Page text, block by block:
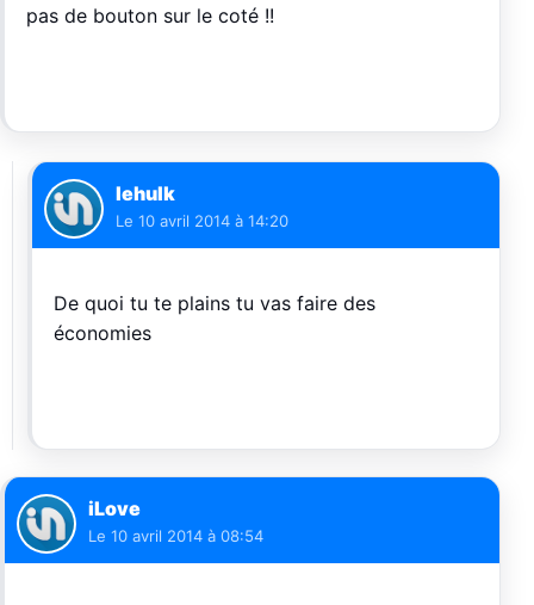
pas de bouton sur le coté !!
lehulk
Le 10 avril 2014 à 14:20
De quoi tu te plains tu vas faire des
économies
iLove
Le 10 avril 2014 à 08:54